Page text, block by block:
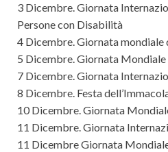
3 Dicembre. Giornata
Persone con Disabilità
4 Dicembre. Giornata mondiale
5 Dicembre. Giornata
7 Dicembre. Giornata
8 Dicembre. Festa
10 Dicembre. Giornata
11 Dicembre. Giornata
11 Dicembre Giornata